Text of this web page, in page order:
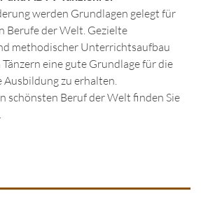
werden Grundlagen gelegt für
Berufe der Welt. Gezielte
methodischer Unterrichtsaufbau
eine gute Grundlage für die
zu erhalten.
schönsten Beruf der Welt finden Sie